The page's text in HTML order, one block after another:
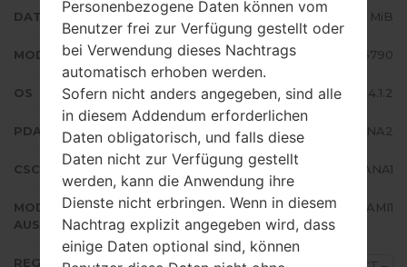
DATEIGRÖSSE 604.25 MiB
MODELL Samsung GT-S6790
OS Android Jelly Bean 4.1.2
PDA/AP AUSFÜHRUNG S6790XXANA2
CSC AUSFÜHRUNG S6790OJVANA1
MODEM/CP
AUSFÜHRUNG
S6790XXAMI1
REGION
Personenbezogene Daten können vom
Benutzer frei zur Verfügung gestellt oder
bei Verwendung dieses Nachtrags
automatisch erhoben werden.
Sofern nicht anders angegeben, sind alle
in diesem Addendum erforderlichen
Daten obligatorisch, und falls diese
Daten nicht zur Verfügung gestellt
werden, kann die Anwendung ihre
Dienste nicht erbringen. Wenn in diesem
Nachtrag explizit angegeben wird, dass
einige Daten optional sind, können